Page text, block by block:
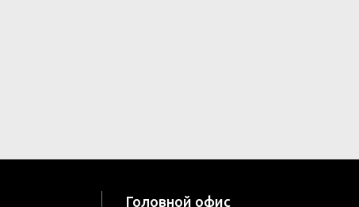
Головной офис